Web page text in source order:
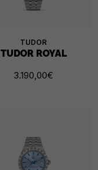
TUDOR
TUDOR ROYAL
3.190,00€